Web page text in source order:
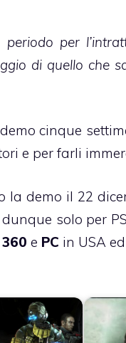
per
di quello che
cinque
e per farli
demo il 22
solo per
e PC in USA